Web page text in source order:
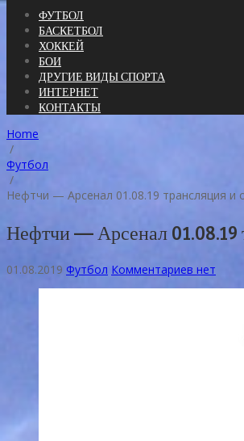
ФУТБОЛ
БАСКЕТБОЛ
ХОККЕЙ
БОИ
ДРУГИЕ ВИДЫ СПОРТА
ИНТЕРНЕТ
КОНТАКТЫ
Home
/
Футбол
/
Нефтчи — Арсенал 01.08.19 трансляция и
Нефтчи — Арсенал 01.08.19
01.08.2019 Футбол Комментариев нет